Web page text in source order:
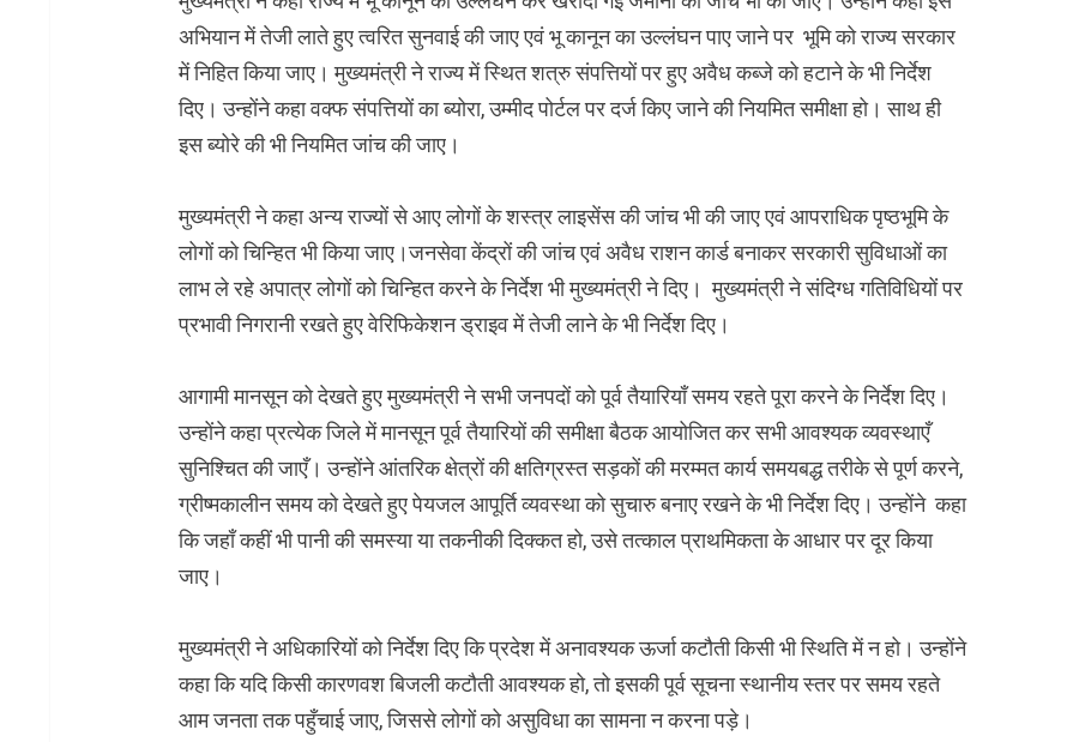
अभियान में तेजी लाते हुए त्वरित सुनवाई की जाए एवं भू कानून का उल्लंघन पाए जाने पर भूमि को राज्य सरकार
में निहित किया जाए। मुख्यमंत्री ने राज्य में स्थित शत्रु संपत्तियों पर हुए अवैध कब्जे को हटाने के भी निर्देश
दिए। उन्होंने कहा वक्फ संपत्तियों का ब्योरा, उम्मीद पोर्टल पर दर्ज किए जाने की नियमित समीक्षा हो। साथ ही
इस ब्योरे की भी नियमित जांच की जाए।
मुख्यमंत्री ने कहा अन्य राज्यों से आए लोगों के शस्त्र लाइसेंस की जांच भी की जाए एवं आपराधिक पृष्ठभूमि के
लोगों को चिन्हित भी किया जाए।जनसेवा केंद्रों की जांच एवं अवैध राशन कार्ड बनाकर सरकारी सुविधाओं का
लाभ ले रहे अपात्र लोगों को चिन्हित करने के निर्देश भी मुख्यमंत्री ने दिए। मुख्यमंत्री ने संदिग्ध गतिविधियों पर
प्रभावी निगरानी रखते हुए वेरिफिकेशन ड्राइव में तेजी लाने के भी निर्देश दिए।
आगामी मानसून को देखते हुए मुख्यमंत्री ने सभी जनपदों को पूर्व तैयारियाँ समय रहते पूरा करने के निर्देश दिए।
उन्होंने कहा प्रत्येक जिले में मानसून पूर्व तैयारियों की समीक्षा बैठक आयोजित कर सभी आवश्यक व्यवस्थाएँ
सुनिश्चित की जाएँ। उन्होंने आंतरिक क्षेत्रों की क्षतिग्रस्त सड़कों की मरम्मत कार्य समयबद्ध तरीके से पूर्ण करने,
ग्रीष्मकालीन समय को देखते हुए पेयजल आपूर्ति व्यवस्था को सुचारु बनाए रखने के भी निर्देश दिए। उन्होंने कहा
कि जहाँ कहीं भी पानी की समस्या या तकनीकी दिक्कत हो, उसे तत्काल प्राथमिकता के आधार पर दूर किया
जाए।
मुख्यमंत्री ने अधिकारियों को निर्देश दिए कि प्रदेश में अनावश्यक ऊर्जा कटौती किसी भी स्थिति में न हो। उन्होंने
कहा कि यदि किसी कारणवश बिजली कटौती आवश्यक हो, तो इसकी पूर्व सूचना स्थानीय स्तर पर समय रहते
आम जनता तक पहुँचाई जाए, जिससे लोगों को असुविधा का सामना न करना पड़े।